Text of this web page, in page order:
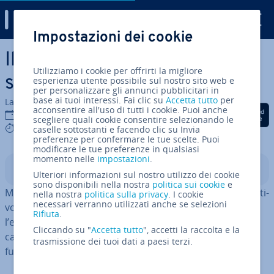
Vai al contenuto prin­ci­pa­le
Il riporto delle perdite fiscali:
spie­ga­zio­ne ed esempi
La redazione di IONOS
16 dic 2025
7 mins
Condividi via Facebook
Condividi via Twitter
Condividi via
Indice
Ma cosa succede esat­ta­men­te se l’esercizio am­mi­ni­stra­ti­
vo si chiude con una perdita? E come si determina
l’entità di questa perdita? Infine, quali sono le dif­fe­ren­ti
ca­si­sti­che? In questo articolo ti spie­ghia­mo come
funziona il riporto delle perdite fiscali.
Impostazioni dei cookie
Utilizziamo i cookie per offrirti la migliore
esperienza utente possibile sul nostro sito web e
per personalizzare gli annunci pubblicitari in
base ai tuoi interessi. Fai clic suAccetta tutto per
acconsentire all'uso di tutti i cookie. Puoi anche
scegliere quali cookie consentire selezionando le
caselle sottostanti e facendo clic su Invia
preferenze per confermare le tue scelte. Puoi
modificare le tue preferenze in qualsiasi
momento nelle impostazioni.
Ulteriori informazioni sul nostro utilizzo dei cookie
sono disponibili nella nostra politica sui cookie e
nella nostra politica sulla privacy. I cookie
necessari verranno utilizzati anche se selezioni
Rifiuta.
Cliccando su "Accetta tutto", accetti la raccolta e la
trasmissione dei tuoi dati a paesi terzi.